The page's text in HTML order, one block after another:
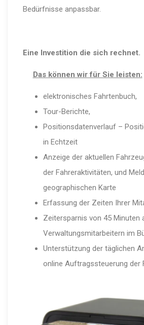
Bedürfnisse anpassbar.
Eine Investition die sich rechnet.
Das können wir für Sie leisten:
elektronisches Fahrtenbuch,
Tour-Berichte,
Positionsdatenverlauf –
in Echtzeit
Anzeige der aktuellen
der Fahreraktivitäten, und
geographischen Karte
Erfassung der Zeiten Ihrer
Zeitersparnis von 45 Minuten
Verwaltungsmitarbeitern im
Unterstützung der täglichen
online Auftragssteuerung der